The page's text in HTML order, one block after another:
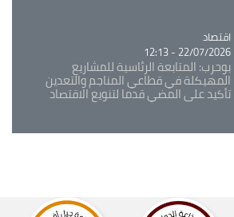
Catégorie
اقتصاد
22/07/2026 - 12:13
بوحرب: المتابعة الرئاسية للمشاريع
المهيكلة في قطاعي المناجم والتعدين
تأكيد على المضي قدما لتنويع الاقتصاد